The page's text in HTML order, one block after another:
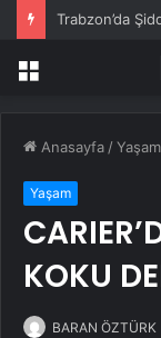
ÖTV’ye çekiş
Menü
Anasayfa /Yaşam
Yaşam
KOKU
BARAN ÖZTÜRK